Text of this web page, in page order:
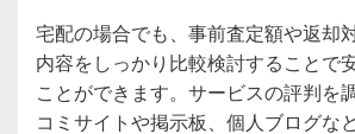
宅配の場合でも、事前査定額や返却
内容をしっかり比較検討することで
ことができます。サービスの評判を
コミサイトや掲示板、個人ブログな